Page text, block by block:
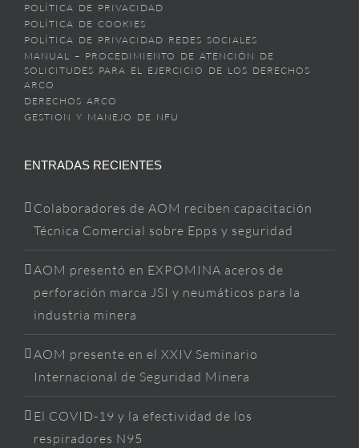
POLÍTICA DE PRIVACIDAD
POLÍTICA DE COOKIES
POLÍTICA DE PRIVACIDAD REDES SOCIALES
MANUAL – PROCEDIMIENTO DE ATENCIÓN DE
SOLICITUDES PARA EL EJERCICIO DE LOS DERECHOS
ARCO
DERECHOS ARCO
GESTION Y MANEJO DE NFU
ENTRADAS RECIENTES
Colaboradores de AOM reciben capacitación
Técnica Comercial sobre Epps y seguridad
AOM presentó en EXPOMINA aceros de
perforación marca JSI y neumáticos para la
industria minera
AOM presente en el XXIV Seminario
Internacional de Seguridad Minera
El COVID-19 y la efectividad de los
respiradores N95